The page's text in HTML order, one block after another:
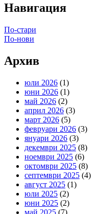
Навигация
По-стари
По-нови
Архив
юли 2026 (1)
юни 2026 (1)
май 2026 (2)
април 2026 (3)
март 2026 (5)
февруари 2026 (3)
януари 2026 (3)
декември 2025 (8)
ноември 2025 (6)
октомври 2025 (8)
септември 2025 (4)
август 2025 (1)
юли 2025 (2)
юни 2025 (2)
май 2025 (7)